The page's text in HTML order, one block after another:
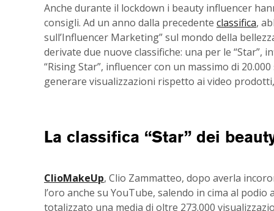
Anche durante il lockdown i beauty influencer
consigli. Ad un anno dalla precedenteclassifica,
sull’Influencer Marketing” sul mondo della
derivate due nuove classifiche: una per le “Star”,
“Rising Star”, influencer con un massimo di
generare visualizzazioni rispetto ai video
La classifica “Star” dei
ClioMakeUp, Clio Zammatteo, dopo averla
l’oro anche su YouTube, salendo in cima al
totalizzato una media di oltre 273.000